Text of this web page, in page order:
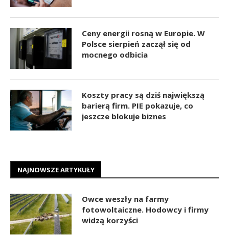
Ceny energii rosną w Europie. W
Polsce sierpień zaczął się od
mocnego odbicia
Koszty pracy są dziś największą
barierą firm. PIE pokazuje, co
jeszcze blokuje biznes
NAJNOWSZE ARTYKUŁY
Owce weszły na farmy
fotowoltaiczne. Hodowcy i firmy
widzą korzyści